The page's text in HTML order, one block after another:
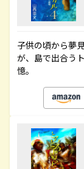
子供の頃から夢
が、島で出合う
憶。